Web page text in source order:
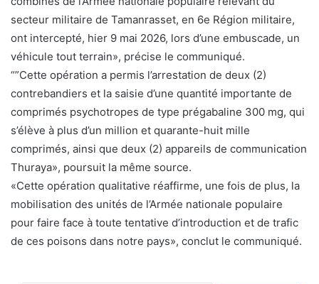
secteur militaire de Tamanrasset, en 6e Région militaire,
ont intercepté, hier 9 mai 2026, lors d’une embuscade, un
véhicule tout terrain», précise le communiqué.
“”Cette opération a permis l’arrestation de deux (2)
contrebandiers et la saisie d’une quantité importante de
comprimés psychotropes de type prégabaline 300 mg, qui
s’élève à plus d’un million et quarante-huit mille
comprimés, ainsi que deux (2) appareils de communication
Thuraya», poursuit la même source.
«Cette opération qualitative réaffirme, une fois de plus, la
mobilisation des unités de l’Armée nationale populaire
pour faire face à toute tentative d’introduction et de trafic
de ces poisons dans notre pays», conclut le communiqué.